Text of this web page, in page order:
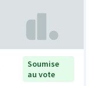
Soumise
au vote